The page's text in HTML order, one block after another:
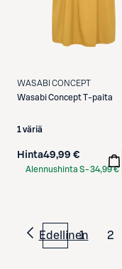
WASABI CONCEPT
Wasabi ConceptT-paita
1 väriä
Hinta49,99 €
Alennushinta S-34,99 €
Edellinen
1 2